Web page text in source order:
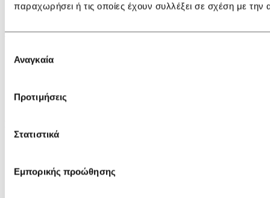
παραχωρήσει ή τις οποίες έχουν συλλέξει σε σχέση με
συγκατάθεσης
Αναγκαία
Προτιμήσεις
Στατιστικά
Εμπορικής προώθησης
Επικοινωνία
ΑΓΟΡΕΣ
Gift Card
Τρόποι πληρωμής
Επιστροφές
Αναζήτηση αποστολής
Όροι χρήσης